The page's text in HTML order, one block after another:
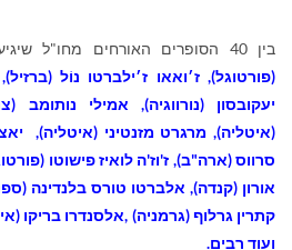
בין 40 הסופרים האורחים מחו"ל שיגיעו השנה ליריד:
(פורטוגל),ז׳ואאו ז׳ילברטו נוֹל
יעקובסון (נורווגיה), אמילי נותומב
(איטליה), מרגרט מזנטיני (איטליה),
סרווס (ארה"ב), ז'וז'ה לואיז פישוטו
אורון (קנדה), אלברטו טורס בלנדינה
קתרין גרלוף (גרמניה) ,אלסנדרו בריקו
ועוד רבים.